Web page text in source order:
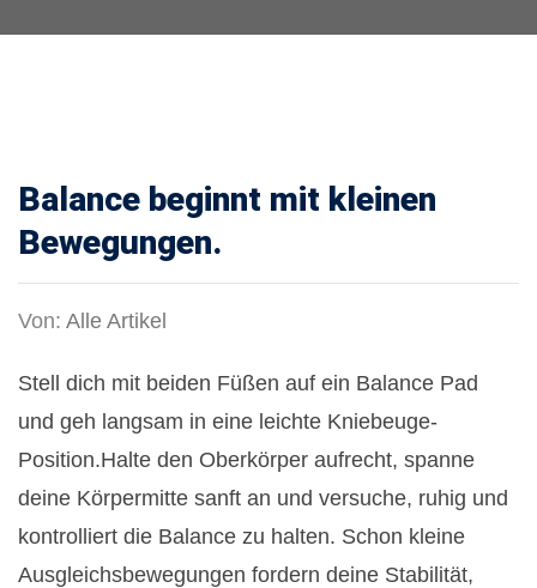
Balance beginnt mit kleinen
Bewegungen.
Von: Alle Artikel
Stell dich mit beiden Füßen auf ein Balance Pad
und geh langsam in eine leichte Kniebeuge-
Position.Halte den Oberkörper aufrecht, spanne
deine Körpermitte sanft an und versuche, ruhig und
kontrolliert die Balance zu halten. Schon kleine
Ausgleichsbewegungen fordern deine Stabilität,